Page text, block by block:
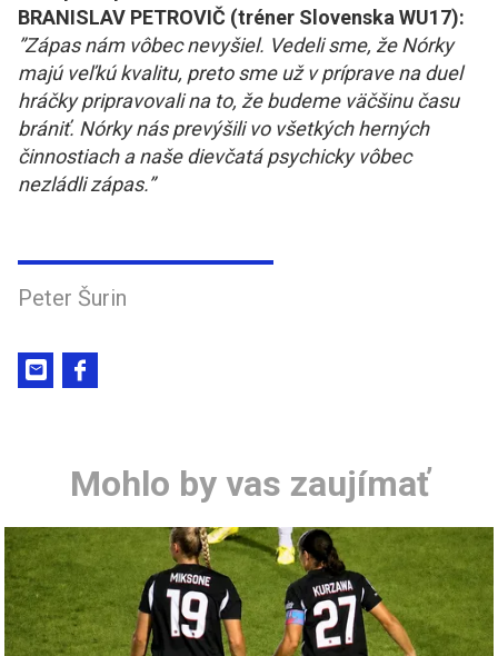
BRANISLAV PETROVIČ (tréner Slovenska WU17):
”Zápas nám vôbec nevyšiel. Vedeli sme, že Nórky
majú veľkú kvalitu, preto sme už v príprave na duel
hráčky pripravovali na to, že budeme väčšinu času
brániť. Nórky nás prevýšili vo všetkých herných
činnostiach a naše dievčatá psychicky vôbec
nezládli zápas.”
Peter Šurin
Mohlo by vas zaujímať